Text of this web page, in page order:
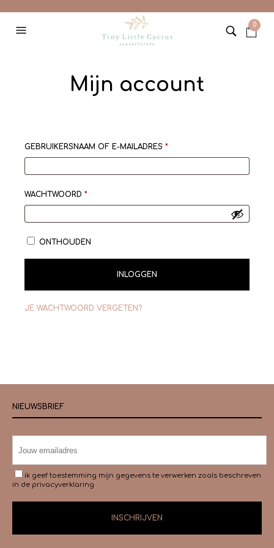
0
Mijn account
GEBRUIKERSNAAM OF E-MAILADRES *
WACHTWOORD *
ONTHOUDEN
INLOGGEN
JE WACHTWOORD VERGETEN?
NIEUWSBRIEF
ik geef toestemming mijn gegevens te verwerken zoals beschreven
in de privacyverklaring